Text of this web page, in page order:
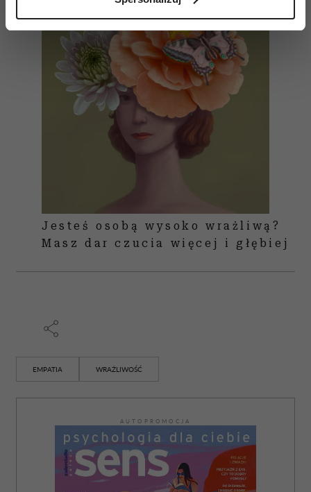
(fingerprinting, czyli wirtualny odcisk palca)
dane są przetwarzane oraz ustaw własne preferencje w
sekcji szczegółów. W Deklaracji plików cookie możesz
zmienić lub wycofać swoją zgodę w dowolnej chwili.
Wykorzystujemy pliki cookie do spersonalizowania treści
i reklam, aby oferować funkcje społecznościowe i
analizować ruch w naszej witrynie. Informacje o tym, jak
korzystasz z naszej witryny, udostępniamy partnerom
korzystania z ich usług.
Jesteś osobą wysoko wrażliwą?
Masz dar czucia więcej i głębiej
EMPATIA WRAŻLIWOŚĆ
AUTOPROMOCJA